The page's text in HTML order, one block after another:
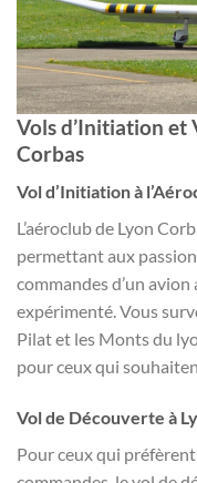
Vols d’Initiation et
Corbas
Vol d’Initiation à
L’aéroclub de Lyon
permettant aux
commandes d’un
expérimenté. Vous
Pilat et les Monts du
pour ceux qui
Vol de Découverte à
Pour ceux qui